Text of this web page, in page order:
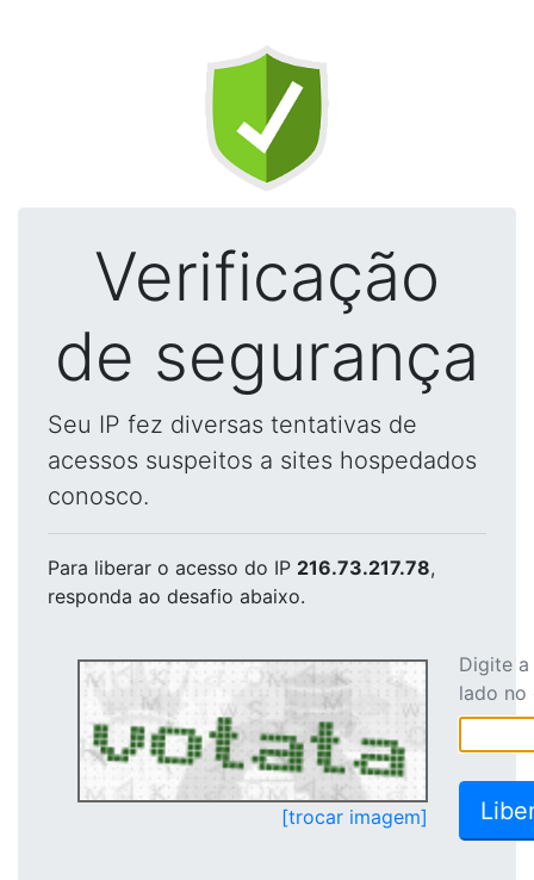
Verificação
de segurança
Seu IP fez diversas tentativas de
acessos suspeitos a sites hospedados
conosco.
Para liberar o acesso do IP 216.73.217.78,
responda ao desafio abaixo.
[trocar imagem]
Digite
lado no